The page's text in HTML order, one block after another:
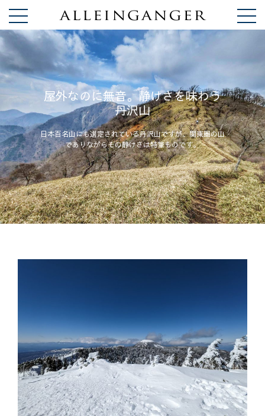
屋外なのに無音。静けさを味わう
丹沢山
日本百名山にも選定されている丹沢山ですが、関東圏の山
でありながらその静けさは特筆ものです。